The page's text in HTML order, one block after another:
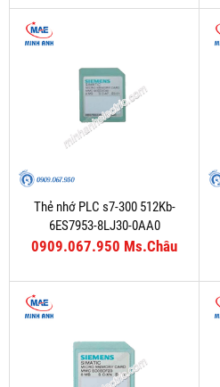
Thẻ nhớ PLC s7-300 512Kb-
6ES7953-8LJ30-0AA0
0909.067.950 Ms.Châu